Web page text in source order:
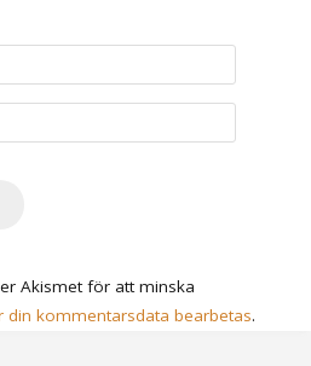
Akismet för att minska
din kommentarsdata bearbetas.